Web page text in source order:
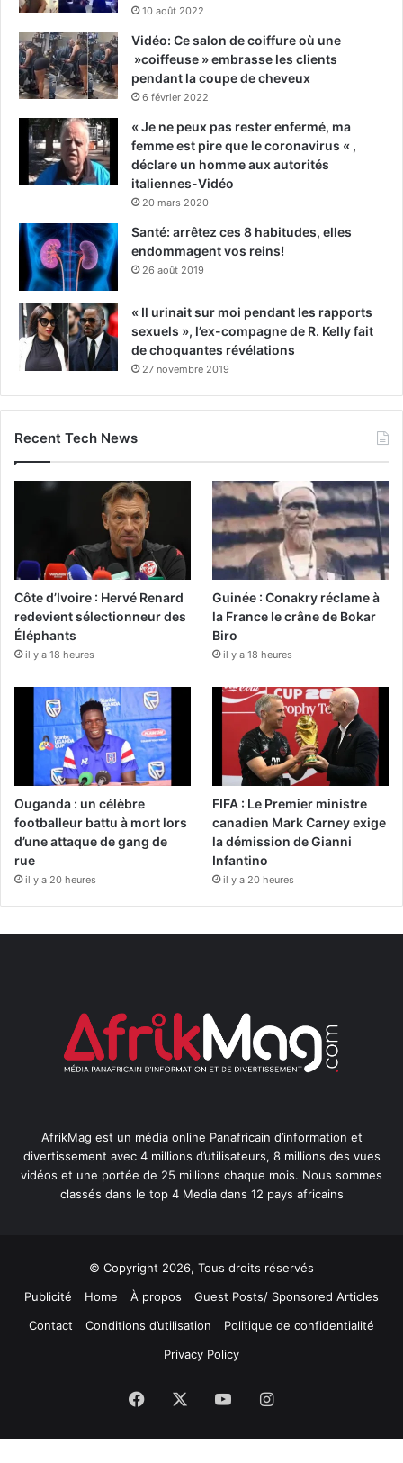
10 août 2022
Vidéo: Ce salon de coiffure où une
»coiffeuse » embrasse les clients
pendant la coupe de cheveux
6 février 2022
« Je ne peux pas rester enfermé, ma
femme est pire que le coronavirus « ,
déclare un homme aux autorités
italiennes-Vidéo
20 mars 2020
Santé: arrêtez ces 8 habitudes, elles
endommagent vos reins!
26 août 2019
« Il urinait sur moi pendant les rapports
sexuels », l’ex-compagne de R. Kelly fait
de choquantes révélations
27 novembre 2019
Recent Tech News
Côte d’Ivoire : Hervé Renard
redevient sélectionneur des
Éléphants
il y a 18 heures
Guinée : Conakry réclame à
la France le crâne de Bokar
Biro
il y a 18 heures
Ouganda : un célèbre
footballeur battu à mort lors
d’une attaque de gang de
rue
il y a 20 heures
FIFA : Le Premier ministre
canadien Mark Carney exige
la démission de Gianni
Infantino
il y a 20 heures
AfrikMag est un média online Panafricain d’information et
divertissement avec 4 millions d’utilisateurs, 8 millions des vues
vidéos et une portée de 25 millions chaque mois. Nous sommes
classés dans le top 4 Media dans 12 pays africains
© Copyright 2026, Tous droits réservés
Publicité
Home À propos
Guest Posts/ Sponsored Articles
Contact
Conditions d’utilisation
Politique de confidentialité
Privacy Policy
Facebook YouTubeInstagram